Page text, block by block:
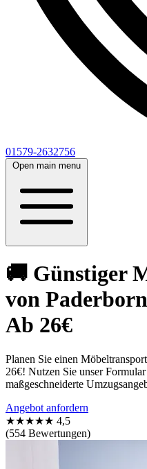
01579-2632756
Open main menu
🚚 Günstiger
von
Ab 26€
Planen Sie einen
26€! Nutzen Sie unser
maßgeschneiderte
Angebot anfordern
★★★★★ 4,5
(554 Bewertungen)